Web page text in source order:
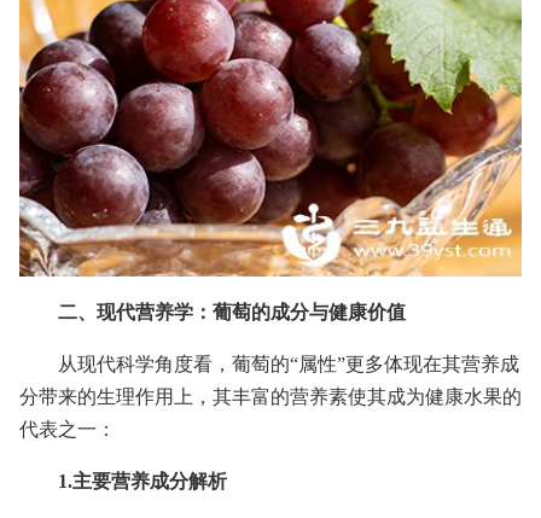
二、现代营养学：葡萄的成分与健康价值
从现代科学角度看，葡萄的“属性”更多体现在其营养成
分带来的生理作用上，其丰富的营养素使其成为健康水果的
代表之一：
1.主要营养成分解析